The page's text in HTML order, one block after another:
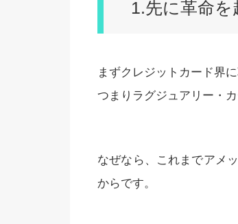
1.先に革命
まずクレジットカード界
つまりラグジュアリー・カ
なぜなら、これまでアメ
からです。